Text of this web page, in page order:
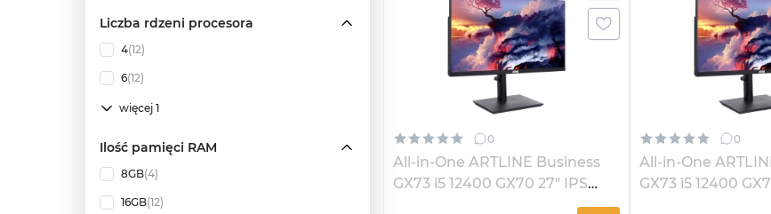
Liczba rdzeni procesora
4(12)
6(12)
więcej 1
Ilość pamięci RAM
8GB(4)
16GB(12)
0
All-in-One ARTLINE Business
GX73 i5 12400 GX70 27" IPS
0
All-in-One
GX73 i5 12400